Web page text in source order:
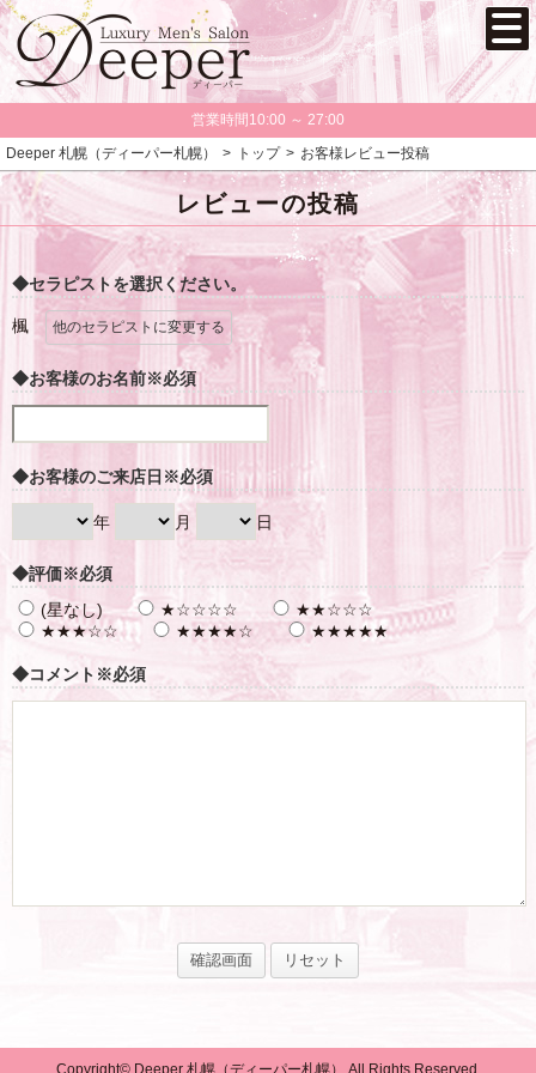
営業時間10:00 ～ 27:00
Deeper 札幌（ディーパー札幌）
トップ お客様レビュー投稿
レビューの投稿
◆セラピストを選択ください。
楓 他のセラピストに変更する
◆お客様のお名前※必須
◆お客様のご来店日 ※必須
年 月 日
◆評価※必須
(星なし)
★☆☆☆☆
★★☆☆☆
★★★☆☆
★★★★☆ ★★★★★
◆コメント ※必須
Copyright© Deeper 札幌（ディーパー札幌） All Rights Reserved.